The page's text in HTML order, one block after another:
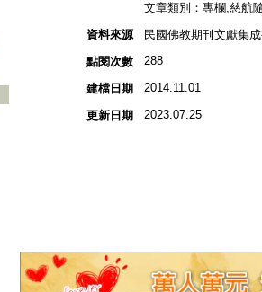
文章類別：專欄,慈航
資料來源
民國佛教期刊文獻集
點閱次數
288
建檔日期 2014.11.01
更新日期 2023.07.25